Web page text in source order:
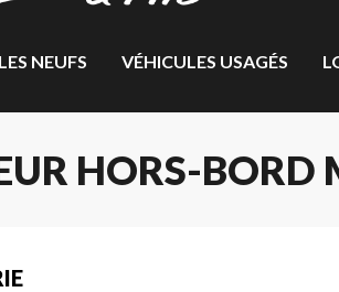
NEUFS VÉHICULES USAGÉS
HORS-BORD